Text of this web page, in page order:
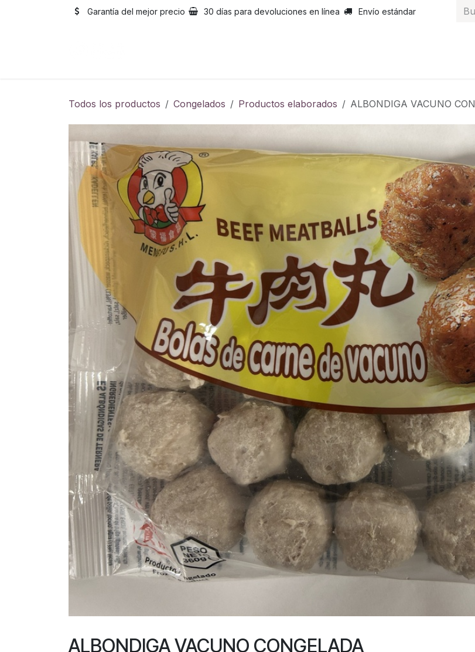
Garantía del mejor precio 30 días para devoluciones en línea Envío estándar
Todos los productos Congelados Productos elaborados ALBONDIGA VACUNO
ALBONDIGA VACUNO CONGELADA